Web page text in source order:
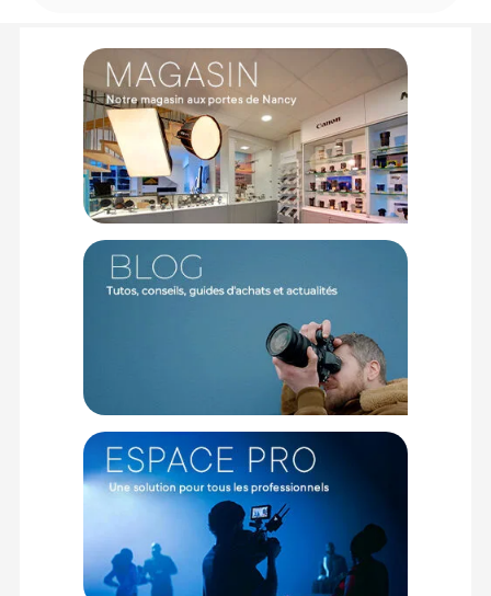
capteur CMOS 1/2 pouce de 12 mégapixels et d'une optique
très lumineuse ouvrant à f/2.8, elle capture un champ de
vision ultra-large de 159 degrés tout en gérant parfaitement
les passages rapides de l'ombre à la lumière. Vous profitez
ainsi d'un enregistrement au format MP4 d'une fluidité
exemplaire en 4K à 60 images par seconde, idéal pour
sublimer vos "dives" ou vos survols de paysages.
L'intégration native des algorithmes RockSteady 3.0+ et la
compatibilité totale avec Gyroflow vous permettent d'effacer
les tremblements des moteurs pour délivrer des images
cinématiques lisses, prêtes à être exploitées au montage.
Transmission O4 et réactivité chirurgicale
châssis, l'unité aérienne déploie toute la puissance du
protocole DJI O4 pour maintenir un lien vidéo indéfectible
entre le pilote et son drone. Porté par un encodage H.265
hautement efficace, le signal offre une portée théorique
maximale de 10 kilomètres sous la norme européenne CE,
repoussant l'angoisse de la perte vidéo derrière un obstacle.
Sur un tracé de course ou lors de manœuvres engagées en
freestyle (bando), la moindre fraction de seconde compte. En
l'associant aux DJI Goggles 3 en mode Course, l'Air Unit fait
chuter la latence à un niveau imperceptible de 20
millisecondes sur un flux haute définition (1080p à 100 ips).
Vos réflexes sont retranscrits instantanément, vous offrant
un contrôle et une confiance absolus.